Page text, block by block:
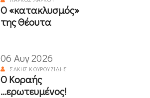
Ο «κατακλυσμός»
της Θέουτα
06 Αυγ 2026
ΣΆΚΗΣ ΚΟΥΡΟΥΖΊΔΗΣ
Ο Κοραής
...ερωτευμένος!